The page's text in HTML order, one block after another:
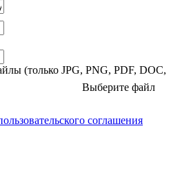
(только JPG, PNG, PDF, DOC,
Выберите файл
соглашения